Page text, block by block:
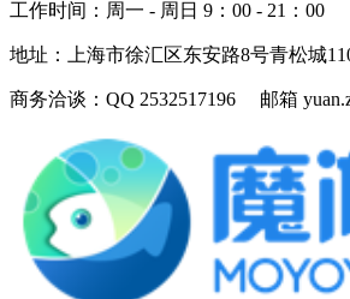
工作时间： 周一 - 周日 9：00 - 21：00
地址： 上海市徐汇区东安路8号青松城
商务洽谈： QQ 2532517196 邮箱